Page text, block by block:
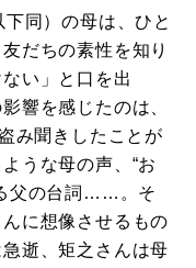
同）の母は、ひと
だちの素性を知り
い」と口を出
響を感じたのは、
み聞きしたことが
うな母の声、“お
父の台詞……。そ
に想像させるもの
逝、矩之さんは母